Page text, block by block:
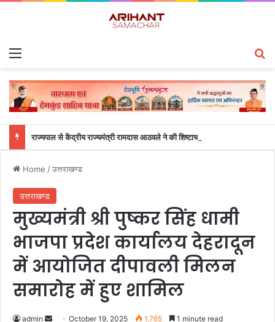
राज्यपाल से केंद्रीय राज्यमंत्री रामदास आठवले ने की शिष्टाचार भेंट
Home /उत्तराखण्ड
उत्तराखण्ड
मुख्यमंत्री श्री पुष्कर सिंह धामी
भाजपा प्रदेश कार्यालय देहरादून
में आयोजित दीपावली मिलन
समारोह में हुए शामिल
admin October 19, 2025 1,765 1 minute read